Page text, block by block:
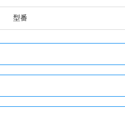
型番